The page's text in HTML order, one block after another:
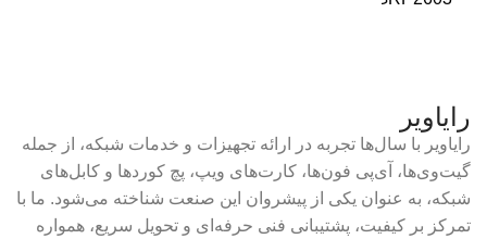
رایاویر
رایاویر با سال‌ها تجربه در ارائه تجهیزات و خدمات شبکه، از جمله
گیت‌وی‌ها، آی‌پی فون‌ها، کارت‌های ویپ، پچ کوردها و کابل‌های
شبکه، به عنوان یکی از پیشروان این صنعت شناخته می‌شود. ما با
تمرکز بر کیفیت، پشتیبانی فنی حرفه‌ای و تحویل سریع، همواره